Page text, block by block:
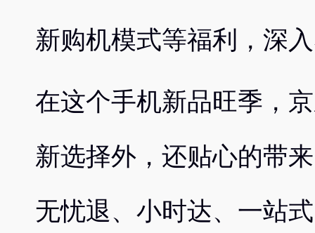
新购机模式等福利，深
在这个手机新品旺季，
新选择外，还贴心的带
无忧退、小时达、一站